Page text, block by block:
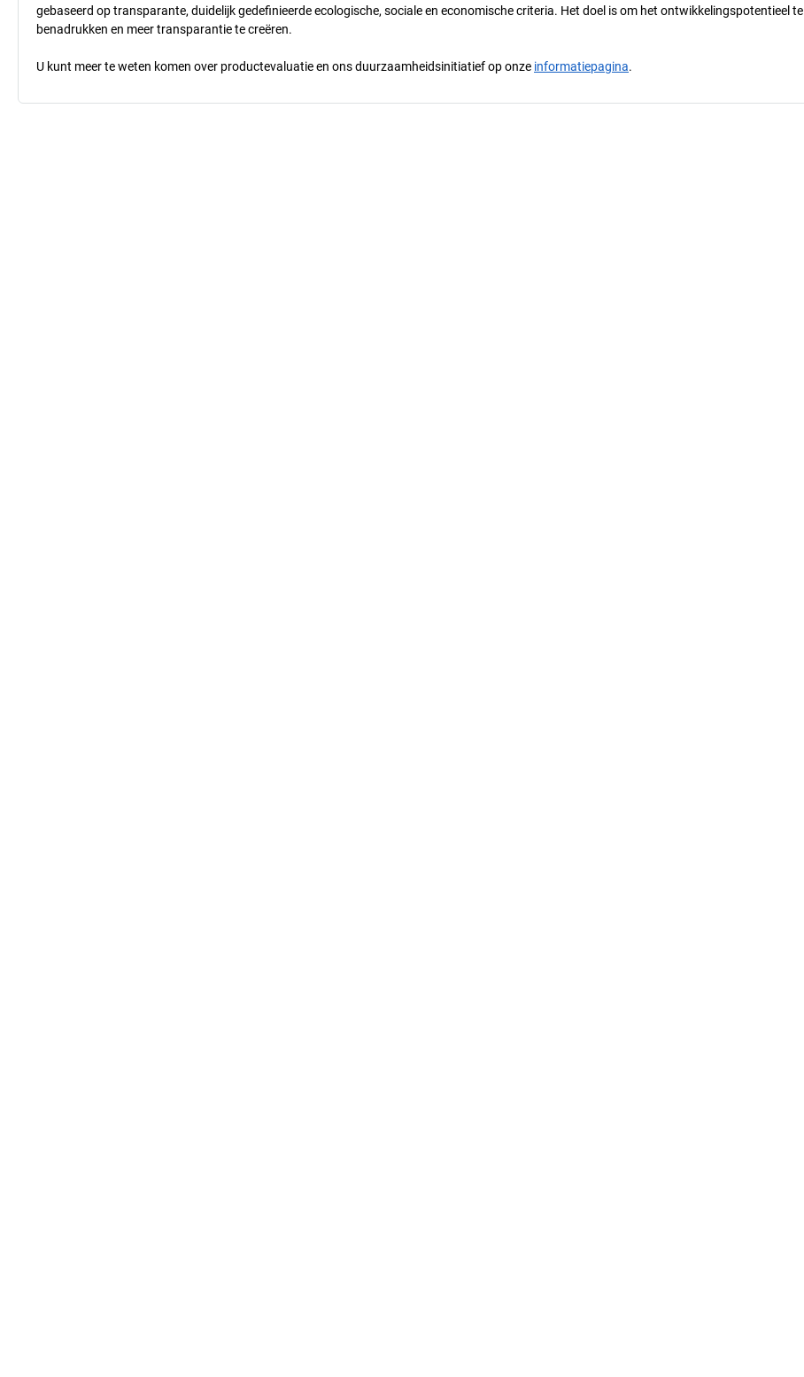
gebaseerd op transparante, duidelijk gedefinieerde ecologische, sociale en economische criteria. Het doel is om het ontwikkelingspotentieel te
benadrukken en meer transparantie te creëren.
U kunt meer te weten komen over productevaluatie en ons duurzaamheidsinitiatief op onze informatiepagina.